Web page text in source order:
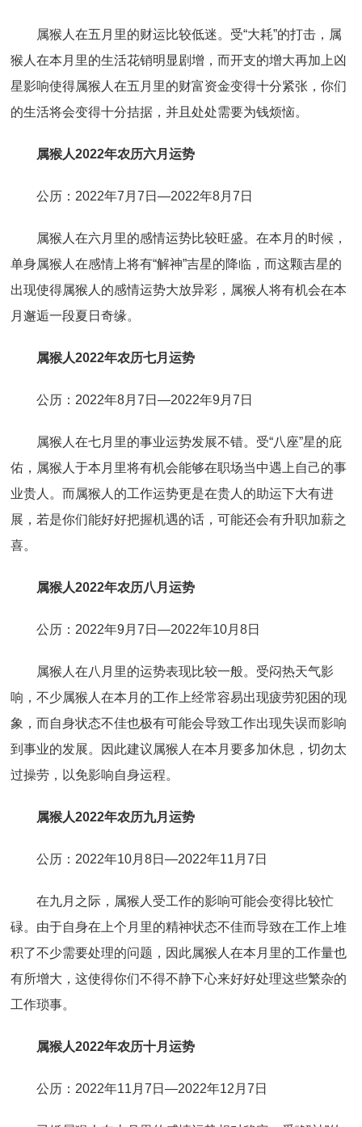
属猴人在五月里的财运比较低迷。受“大耗”的打击，属
猴人在本月里的生活花销明显剧增，而开支的增大再加上凶
星影响使得属猴人在五月里的财富资金变得十分紧张，你们
的生活将会变得十分拮据，并且处处需要为钱烦恼。
属猴人2022年农历六月运势
公历：2022年7月7日—2022年8月7日
属猴人在六月里的感情运势比较旺盛。在本月的时候，
单身属猴人在感情上将有“解神”吉星的降临，而这颗吉星的
出现使得属猴人的感情运势大放异彩，属猴人将有机会在本
月邂逅一段夏日奇缘。
属猴人2022年农历七月运势
公历：2022年8月7日—2022年9月7日
属猴人在七月里的事业运势发展不错。受“八座”星的庇
佑，属猴人于本月里将有机会能够在职场当中遇上自己的事
业贵人。而属猴人的工作运势更是在贵人的助运下大有进
展，若是你们能好好把握机遇的话，可能还会有升职加薪之
喜。
属猴人2022年农历八月运势
公历：2022年9月7日—2022年10月8日
属猴人在八月里的运势表现比较一般。受闷热天气影
响，不少属猴人在本月的工作上经常容易出现疲劳犯困的现
象，而自身状态不佳也极有可能会导致工作出现失误而影响
到事业的发展。因此建议属猴人在本月要多加休息，切勿太
过操劳，以免影响自身运程。
属猴人2022年农历九月运势
公历：2022年10月8日—2022年11月7日
在九月之际，属猴人受工作的影响可能会变得比较忙
碌。由于自身在上个月里的精神状态不佳而导致在工作上堆
积了不少需要处理的问题，因此属猴人在本月里的工作量也
有所增大，这使得你们不得不静下心来好好处理这些繁杂的
工作琐事。
属猴人2022年农历十月运势
公历：2022年11月7日—2022年12月7日